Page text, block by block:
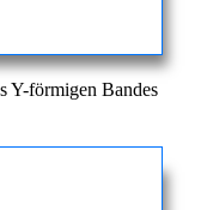
Y-förmigen Bandes